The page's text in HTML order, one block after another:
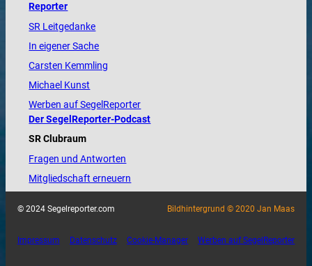
Reporter
SR Leitgedanke
In eigener Sache
Carsten Kemmling
Michael Kunst
Werben auf SegelReporter
Der SegelReporter-Podcast
SR Clubraum
Fragen und Antworten
Mitgliedschaft erneuern
© 2024 Segelreporter.com Bildhintergrund © 2020 Jan Maas
Impressum Datenschutz Cookie-Manager Werben auf SegelReporter